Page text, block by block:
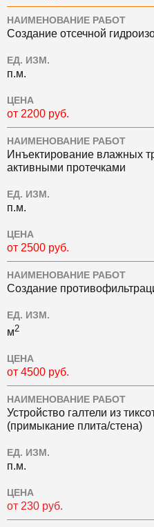
НАИМЕНОВАНИЕ РАБОТ
Создание отсечной
ЕД. ИЗМ.
п.м.
ЦЕНА
от 2200 руб.
НАИМЕНОВАНИЕ РАБОТ
Инъектирование влажных
активными протечками
ЕД. ИЗМ.
п.м.
ЦЕНА
от 2500 руб.
НАИМЕНОВАНИЕ РАБОТ
Создание
ЕД. ИЗМ.
м2
ЦЕНА
от 4500 руб.
НАИМЕНОВАНИЕ РАБОТ
Устройство галтели из
(примыкание плита/стена)
ЕД. ИЗМ.
п.м.
ЦЕНА
от 230 руб.